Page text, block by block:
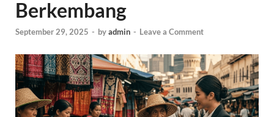
Berkembang
September 29, 2025 - byadmin - Leave a Comment